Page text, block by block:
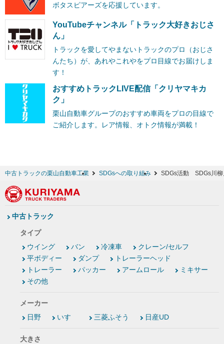
ボタスピアーズを応援しています。
YouTubeチャンネル「トラック大好きおじさ
ん」
トラックを愛してやまないトラックのプロ（おじさ
んたち）が、あれやこれやをプロ目線でお届けしま
す！
おすすめトラックLIVE配信「クリヤマキカ
ク」
栗山自動車グループのおすすめ車両をプロの目線で
ご紹介します。レア情報、オトク情報が満載！
中古トラックの栗山自動車工業 SDGsへの取り組み SDGs活動 SDGs川柳
中古トラック
タイプ
ウイング
バン 冷凍車
クレーン/セルフ
平ボディー
ダンプ
トレーラーヘッド
トレーラー
パッカー アームロール
ミキサー
その他
メーカー
日野
いすゞ 三菱ふそう 日産UD
大きさ